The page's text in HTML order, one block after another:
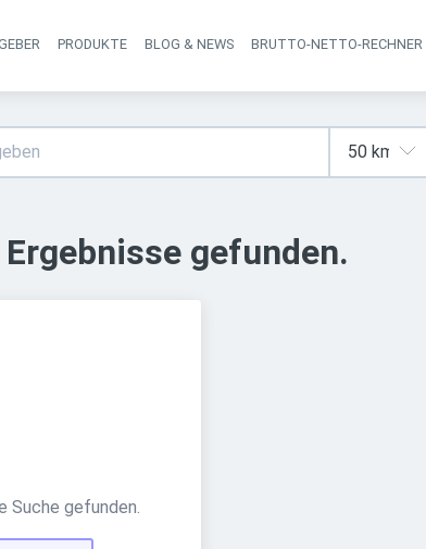
Haupt-Navigation
PRODUKTE BLOG & NEWS BRUTTO-NETTO-RECHNER
gefunden.
Suche gefunden.